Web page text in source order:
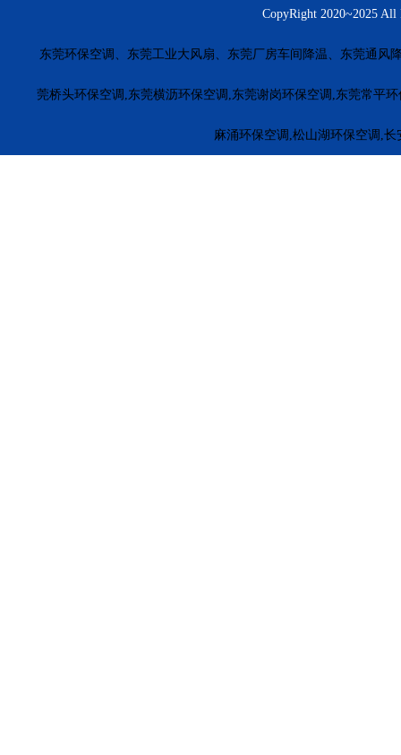
CopyRight 2020~2025
东莞环保空调、东莞工业大风扇、东莞厂房车间降温、东莞通
莞桥头环保空调,东莞横沥环保空调,东莞谢岗环保空调,东莞常平
麻涌环保空调,松山湖环保空调,